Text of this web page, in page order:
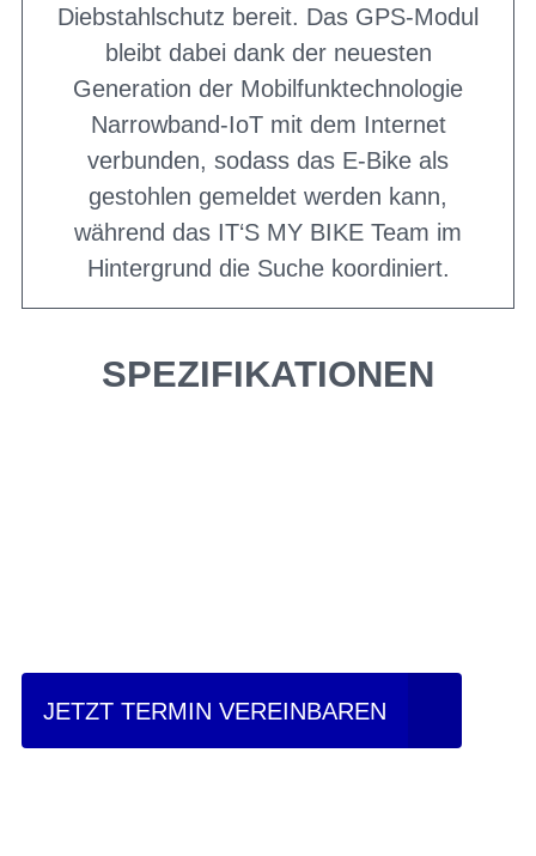
Diebstahlschutz bereit. Das GPS-Modul
bleibt dabei dank der neuesten
Generation der Mobilfunktechnologie
Narrowband-IoT mit dem Internet
verbunden, sodass das E-Bike als
gestohlen gemeldet werden kann,
während das IT‘S MY BIKE Team im
Hintergrund die Suche koordiniert.
SPEZIFIKATIONEN
JETZT TERMIN VEREINBAREN